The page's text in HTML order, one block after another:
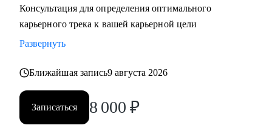
Консультация для определения оптимального
карьерного трека к вашей карьерной цели
Развернуть
Ближайшая запись9 августа 2026
Записаться 8 000 ₽